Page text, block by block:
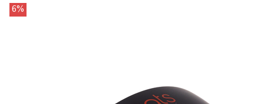
6%